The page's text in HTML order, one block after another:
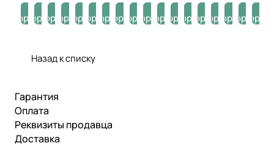
корзину
корзину
корзину
корзину
корзину
корзину
корзину
корзину
корзину
корзину
корзину
корзину
корзину
корзину
корзину
корзину
корзину
Назад к списку
Гарантия
Оплата
Реквизиты продавца
Доставка